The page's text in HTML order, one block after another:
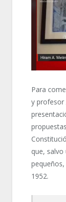
Para
y profesor
que,
1952.